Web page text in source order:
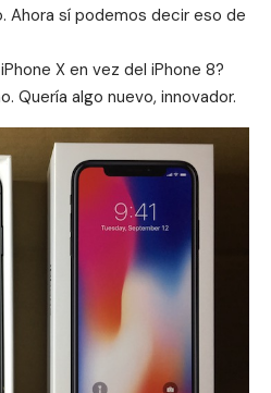
Ahora sí podemos decir eso de
X en vez del iPhone 8?
Quería algo nuevo, innovador.